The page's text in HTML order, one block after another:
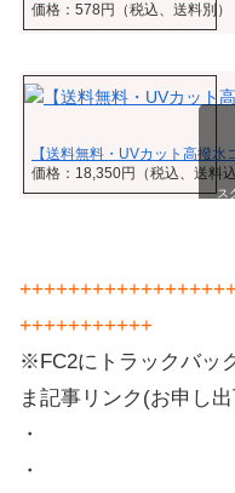
価格：578円（税込、送料別）
【送料無料・UVカット高撥
価格：18,350円（税込、送料込
ス
+++++++++++
※FC2にトラックバッ
ま記事リンク(お申し
・
・